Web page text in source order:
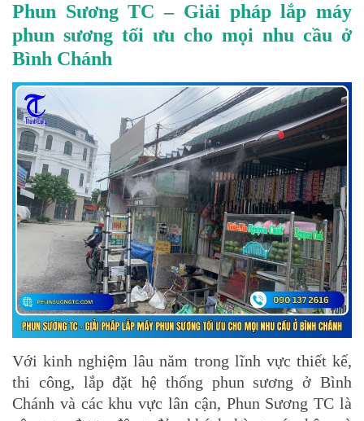
Phun Sương TC – Giải pháp lắp máy
phun sương tối ưu cho mọi nhu cầu ở
Bình Chánh
Với kinh nghiệm lâu năm trong lĩnh vực thiết kế,
thi công, lắp đặt hệ thống phun sương ở Bình
Chánh và các khu vực lân cận, Phun Sương TC là